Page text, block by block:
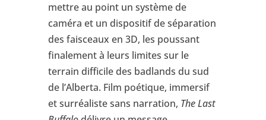
mettre au point un système de
caméra et un dispositif de séparation
des faisceaux en 3D, les poussant
finalement à leurs limites sur le
terrain difficile des badlands du sud
de l’Alberta. Film poétique, immersif
et surréaliste sans narration, The Last